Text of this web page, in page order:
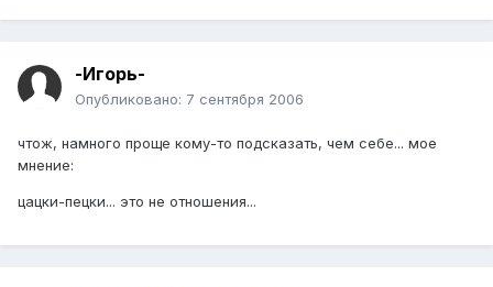
-Игорь-
Опубликовано: 7 сентября 2006
чтож, намного проще кому-то подсказать, чем себе... мое
мнение:
цацки-пецки... это не отношения...